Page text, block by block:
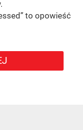
to opowieść